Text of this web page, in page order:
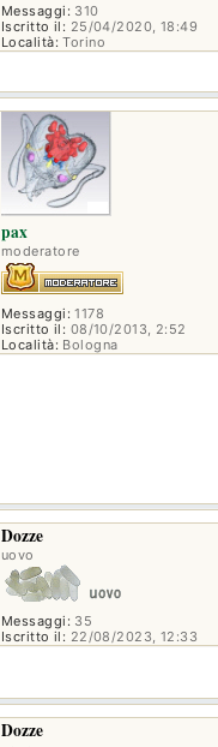
Messaggi: 310
Iscritto il: 25/04/2020, 18:49
Località: Torino
pax
moderatore
Messaggi: 1178
Iscritto il: 08/10/2013, 2:52
Località: Bologna
Dozze
uovo
Messaggi: 35
Iscritto il: 22/08/2023, 12:33
Dozze